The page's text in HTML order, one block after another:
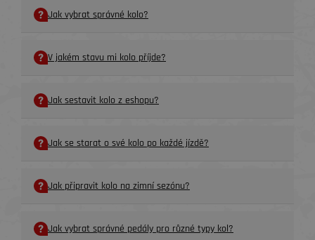
Jak vybrat správné kolo?
V jakém stavu mi kolo příjde?
Jak sestavit kolo z eshopu?
Jak se starat o své kolo po každé jízdě?
Jak připravit kolo na zimní sezónu?
Jak vybrat správné pedály pro různé typy kol?